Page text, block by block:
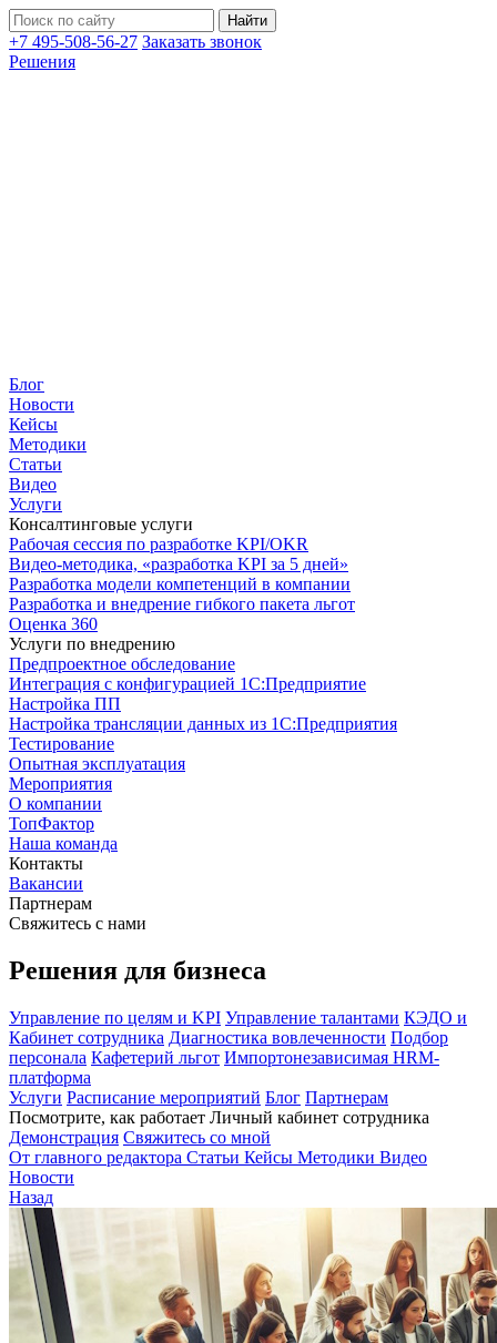
+7 495-508-56-27 Заказать звонок
Решения
Блог
Новости
Кейсы
Методики
Статьи
Видео
Услуги
Консалтинговые услуги
Рабочая сессия по разработке KPI/OKR
Видео-методика, «разработка KPI за 5 дней»
Разработка модели компетенций в компании
Разработка и внедрение гибкого пакета льгот
Оценка 360
Услуги по внедрению
Предпроектное обследование
Интеграция с конфигурацией 1С:Предприятие
Настройка ПП
Настройка трансляции данных из 1С:Предприятия
Тестирование
Опытная эксплуатация
Мероприятия
О компании
ТопФактор
Наша команда
Контакты
Вакансии
Партнерам
Свяжитесь с нами
Решения для бизнеса
Управление по целям и KPI Управление талантами КЭДО и
Кабинет сотрудника Диагностика вовлеченности Подбор
персонала Кафетерий льгот Импортонезависимая HRM-
платформа
Услуги Расписание мероприятий Блог Партнерам
Посмотрите, как работает Личный кабинет сотрудника
Демонстрация Свяжитесь со мной
От главного редактора Статьи Кейсы Методики Видео
Новости
Назад